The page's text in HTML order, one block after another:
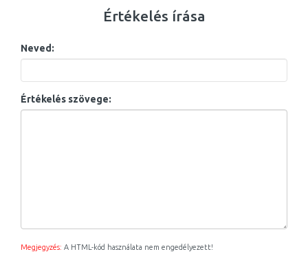
Értékelés írása
Neved:
Értékelés szövege:
Megjegyzés: A HTML-kód használata nem engedélyezett!